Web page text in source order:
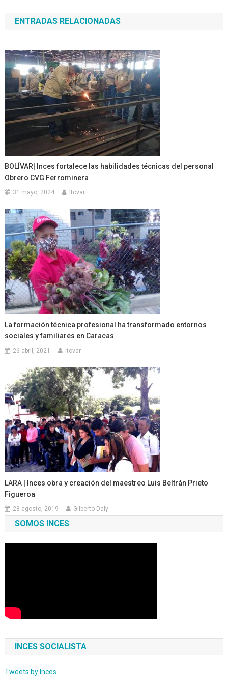
de
entradas
ENTRADAS RELACIONADAS
BOLÍVAR| Inces fortalece las habilidades técnicas del personal
Obrero CVG Ferrominera
31 mayo, 2024 ltovar
La formación técnica profesional ha transformado entornos
sociales y familiares en Caracas
26 abril, 2021 ltovar
LARA | Inces obra y creación del maestreo Luis Beltrán Prieto
Figueroa
28 agosto, 2019 Gilberto Daly
SOMOS INCES
INCES SOCIALISTA
Tweets by Inces